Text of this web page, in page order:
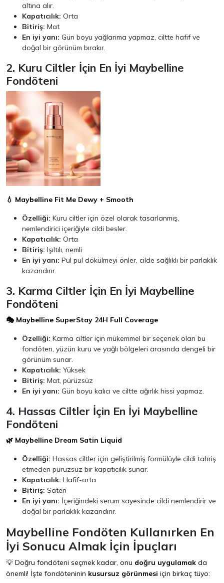
altına alır.
Kapatıcılık: Orta
Bitiriş: Mat
En iyi yanı: Gün boyu yağlanma yapmaz, ciltte hafif ve
doğal bir görünüm bırakır.
2. Kuru Ciltler İçin En İyi Maybelline
Fondöteni
💧 Maybelline Fit Me Dewy + Smooth
Özelliği: Kuru ciltler için özel olarak tasarlanmış,
nemlendirici içeriğiyle cildi besler.
Kapatıcılık: Orta
Bitiriş: Işıltılı, nemli
En iyi yanı: Pul pul dökülmeyi önler, cilde sağlıklı bir parlaklık
kazandırır.
3. Karma Ciltler İçin En İyi Maybelline
Fondöteni
🎭 Maybelline SuperStay 24H Full Coverage
Özelliği: Karma ciltler için mükemmel bir seçenek olan bu
fondöten, yüzün kuru ve yağlı bölgeleri arasında dengeli bir
görünüm sunar.
Kapatıcılık: Yüksek
Bitiriş: Mat, pürüzsüz
En iyi yanı: Gün boyu kalıcı ve ciltte ağırlık hissi yapmaz.
4. Hassas Ciltler İçin En İyi Maybelline
Fondöteni
🌿 Maybelline Dream Satin Liquid
Özelliği: Hassas ciltler için geliştirilmiş formülüyle cildi tahriş
etmeden pürüzsüz bir kapatıcılık sunar.
Kapatıcılık: Hafif-orta
Bitiriş: Saten
En iyi yanı: İçeriğindeki serum sayesinde cildi nemlendirir ve
doğal bir parlaklık kazandırır.
Maybelline Fondöten Kullanırken En
İyi Sonucu Almak İçin İpuçları
💡 Doğru fondöteni seçmek kadar, onu doğru uygulamak da
önemli! İşte fondöteninin kusursuz görünmesi için birkaç tüyo: